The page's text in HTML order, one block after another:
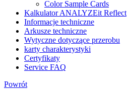
Color Sample Cards
Kalkulator ANALYZEit Reflect
Informacje techniczne
Arkusze techniczne
Wytyczne dotyczące przerobu
karty charakterystyki
Certyfikaty
Service FAQ
Powrót